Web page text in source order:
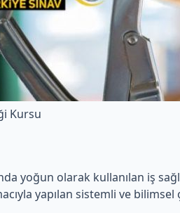
Kursu
yoğun olarak kullanılan iş
yapılan sistemli ve bilimsel